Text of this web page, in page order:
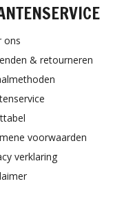
ons
& retourneren
voorwaarden
verklaring